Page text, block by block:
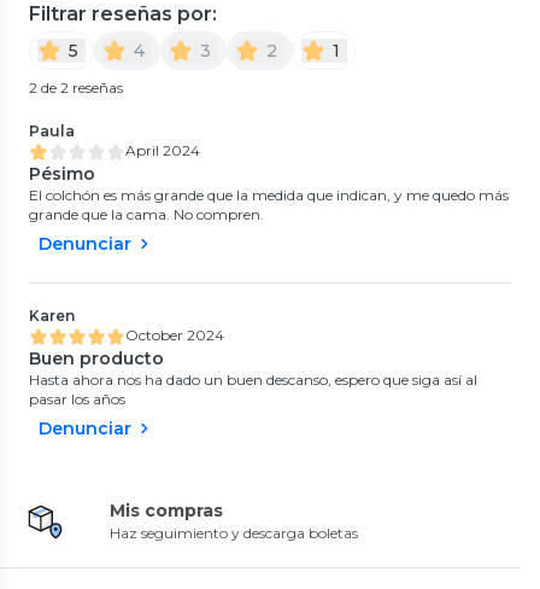
Filtrar reseñas por:
5 4 3 2 1
2 de 2 reseñas
Paula
April 2024
Pésimo
El colchón es más grande que la medida que indican, y me quedo más
grande que la cama. No compren.
Denunciar
Karen
October 2024
Buen producto
Hasta ahora nos ha dado un buen descanso, espero que siga así al
pasar los años
Denunciar
Mis compras
Haz seguimiento y descarga boletas